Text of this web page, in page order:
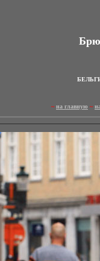
~ на главную ~